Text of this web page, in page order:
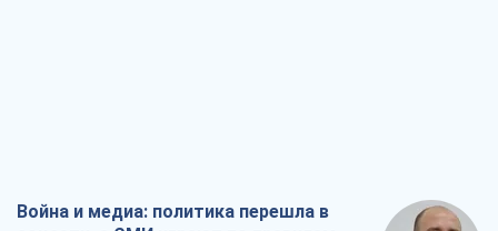
Война и медиа: политика перешла в